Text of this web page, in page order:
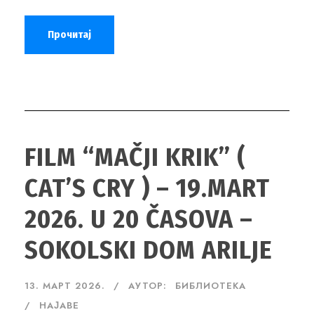
Прочитај
FILM “MAČJI KRIK” (
CAT’S CRY ) – 19.MART
2026. U 20 ČASOVA –
SOKOLSKI DOM ARILJE
13. МАРТ 2026. АУТОР:
БИБЛИОТЕКА
НАЈАВЕ